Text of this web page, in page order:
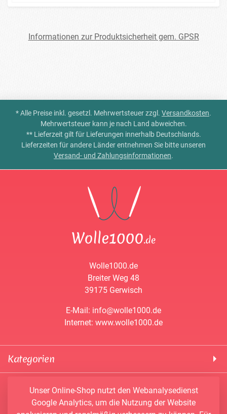
Informationen zur Produktsicherheit gem. GPSR
* Alle Preise inkl. gesetzl. Mehrwertsteuer zzgl. Versandkosten.
Mehrwertsteuer kann je nach Land abweichen.
** Lieferzeit gilt für Lieferungen innerhalb Deutschlands.
Lieferzeiten für andere Länder entnehmen Sie bitte unseren
Versand- und Zahlungsinformationen.
Wolle1000.de
Breiter Weg 48
39175 Gerwisch
E-Mail: info@wolle1000.de
Internet: www.wolle1000.de
Kategorien
ALIZE Yarns
Bobbel
Service & Informationen
Konto
Unser Online-Shop nutzt den Webanalysedienst
Google Analytics, um die Nutzung der Website